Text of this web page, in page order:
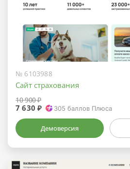
№ 6103988
Сайт страхования
10 900 ₽
7 630 ₽ 305 баллов Плюса
Демоверсия